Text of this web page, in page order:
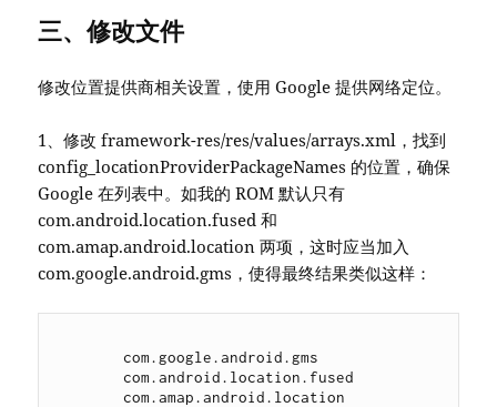
三、修改文件
修改位置提供商相关设置，使用 Google 提供网络定位。
1、修改 framework-res/res/values/arrays.xml，找到
config_locationProviderPackageNames 的位置，确保
Google 在列表中。如我的 ROM 默认只有
com.android.location.fused 和
com.amap.android.location 两项，这时应当加入
com.google.android.gms，使得最终结果类似这样：
com.google.android.gms
com.android.location.fused
com.amap.android.location